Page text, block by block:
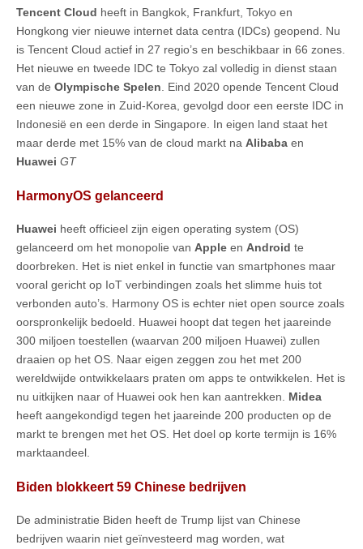
Tencent Cloud heeft in Bangkok, Frankfurt, Tokyo en
Hongkong vier nieuwe internet data centra (IDCs) geopend. Nu
is Tencent Cloud actief in 27 regio’s en beschikbaar in 66 zones.
Het nieuwe en tweede IDC te Tokyo zal volledig in dienst staan
van de Olympische Spelen. Eind 2020 opende Tencent Cloud
een nieuwe zone in Zuid-Korea, gevolgd door een eerste IDC in
Indonesië en een derde in Singapore. In eigen land staat het
maar derde met 15% van de cloud markt na Alibaba en
Huawei GT
HarmonyOS gelanceerd
Huawei heeft officieel zijn eigen operating system (OS)
gelanceerd om het monopolie van Apple en Android te
doorbreken. Het is niet enkel in functie van smartphones maar
vooral gericht op IoT verbindingen zoals het slimme huis tot
verbonden auto’s. Harmony OS is echter niet open source zoals
oorspronkelijk bedoeld. Huawei hoopt dat tegen het jaareinde
300 miljoen toestellen (waarvan 200 miljoen Huawei) zullen
draaien op het OS. Naar eigen zeggen zou het met 200
wereldwijde ontwikkelaars praten om apps te ontwikkelen. Het is
nu uitkijken naar of Huawei ook hen kan aantrekken. Midea
heeft aangekondigd tegen het jaareinde 200 producten op de
markt te brengen met het OS. Het doel op korte termijn is 16%
marktaandeel.
Biden blokkeert 59 Chinese bedrijven
De administratie Biden heeft de Trump lijst van Chinese
bedrijven waarin niet geïnvesteerd mag worden, wat